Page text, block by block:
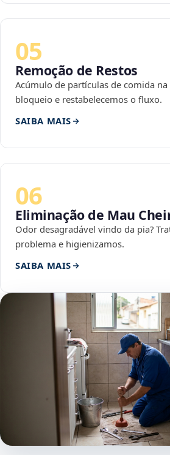
05
Remoção de Restos
Acúmulo de partículas de comida na
bloqueio e restabelecemos o fluxo.
SAIBA MAIS
06
Eliminação de Mau
Odor desagradável vindo da pia?
problema e higienizamos.
SAIBA MAIS